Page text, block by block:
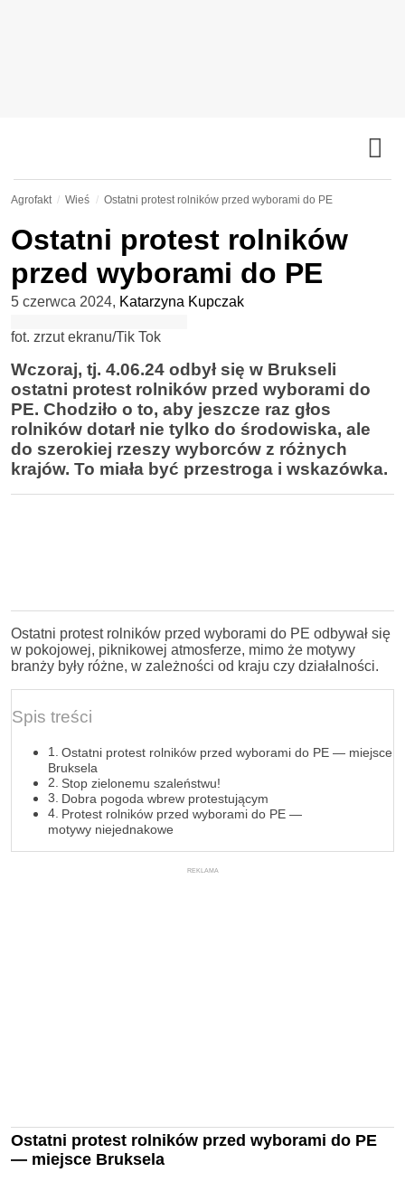
Agrofakt Wieś Ostatni protest rolników przed wyborami do PE
Ostatni protest rolników
przed wyborami do PE
5 czerwca 2024, Katarzyna Kupczak
fot. zrzut ekranu/Tik Tok
Wczoraj, tj. 4.06.24 odbył się w Brukseli
ostatni protest rolników przed wyborami do
PE. Chodziło o to, aby jeszcze raz głos
rolników dotarł nie tylko do środowiska, ale
do szerokiej rzeszy wyborców z różnych
krajów. To miała być przestroga i wskazówka.
Ostatni protest rolników przed wyborami do PE odbywał się
w pokojowej, piknikowej atmosferze, mimo że motywy
branży były różne, w zależności od kraju czy działalności.
Spis treści
Ostatni protest rolników przed wyborami do PE — miejsce
Bruksela
Stop zielonemu szaleństwu!
Dobra pogoda wbrew protestującym
Protest rolników przed wyborami do PE —
motywy niejednakowe
REKLAMA
Ostatni protest rolników przed wyborami do PE
— miejsce Bruksela